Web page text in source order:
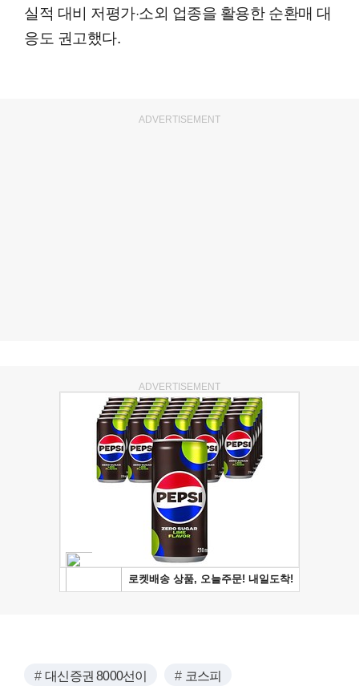
실적 대비 저평가·소외 업종을 활용한 순환매 대
응도 권고했다.
ADVERTISEMENT
ADVERTISEMENT
대신증권 8000선이 코스피